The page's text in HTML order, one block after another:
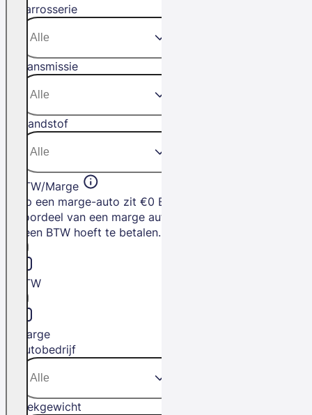
Carrosserie
Transmissie
Brandstof
BTW/Marge
Op een marge-auto zit €0 BTW. Het
voordeel van een marge auto is dat je
geen BTW hoeft te betalen.
BTW
Marge
Autobedrijf
Trekgewicht